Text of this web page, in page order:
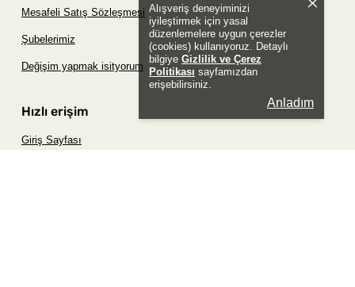
Alışveriş deneyiminizi
iyileştirmek için yasal
düzenlemelere uygun çerezler
(cookies) kullanıyoruz. Detaylı
bilgiye Gizlilik ve Çerez
Politikası sayfamızdan
erişebilirsiniz.
Anladım
Mesafeli Satış Sözleşmesi
Şubelerimiz
Değişim yapmak isityorum
Hızlı erişim
Giriş Sayfası